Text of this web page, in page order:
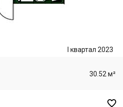
I квартал 2023
30.52 м²
